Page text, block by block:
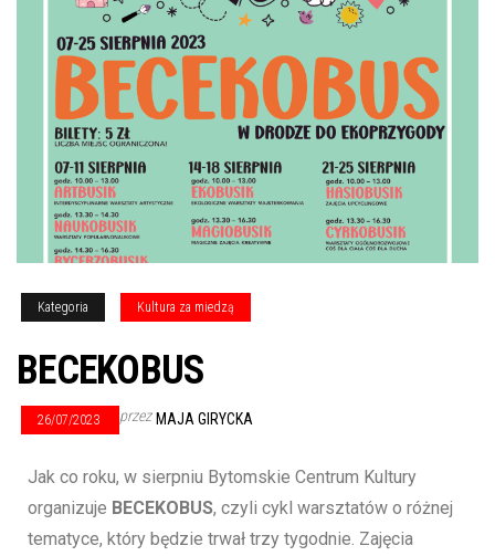
Kategoria Kultura za miedzą
BECEKOBUS
26/07/2023 przez MAJA GIRYCKA
Jak co roku, w sierpniu Bytomskie Centrum Kultury
organizuje BECEKOBUS, czyli cykl warsztatów o różnej
tematyce, który będzie trwał trzy tygodnie. Zajęcia